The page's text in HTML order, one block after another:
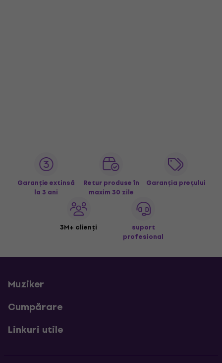
Garanție extinsă
la 3 ani
Retur produse în
maxim 30 zile
Garanția prețului
3M+ clienți
suport
profesional
Muziker
Cumpărare
Linkuri utile